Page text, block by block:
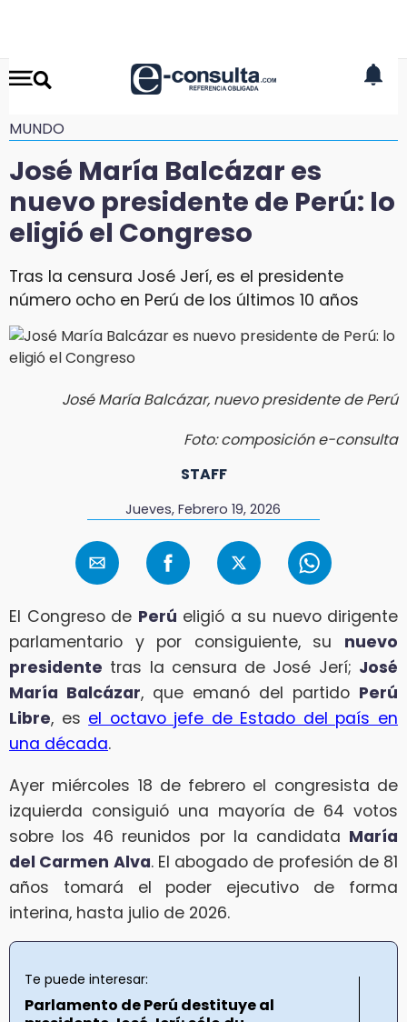
MUNDO
José María Balcázar es
nuevo presidente de Perú: lo
eligió el Congreso
Tras la censura José Jerí, es el presidente
número ocho en Perú de los últimos 10 años
José María Balcázar, nuevo presidente de Perú
Foto: composición e-consulta
STAFF
Jueves, Febrero 19, 2026
El Congreso de Perú eligió a su nuevo dirigente
parlamentario y por consiguiente, su nuevo
presidente tras la censura de José Jerí; José
María Balcázar, que emanó del partido Perú
Libre, es el octavo jefe de Estado del país en
una década.
Ayer miércoles 18 de febrero el congresista de
izquierda consiguió una mayoría de 64 votos
sobre los 46 reunidos por la candidata María
del Carmen Alva. El abogado de profesión de 81
años tomará el poder ejecutivo de forma
interina, hasta julio de 2026.
Te puede interesar:
Parlamento de Perú destituye al